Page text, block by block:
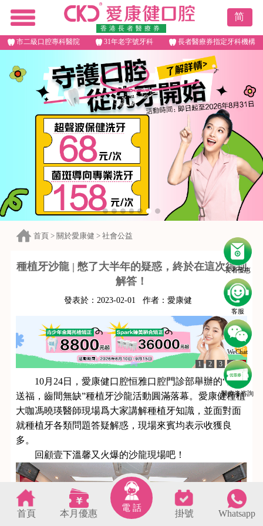
香港長者醫療券
简
市二級口腔專科醫院 31年老字號牙科 長者醫療券指定牙科機構
長者優惠
客服
WeChat
醫療劵咨詢
首頁 > 關於愛康健 > 社會公益
種植牙沙龍 | 憋了大半年的疑惑，終於在這次得到
解答！
發表於： 2023-02-01 作者： 愛康健
1 2 3 4 5
10月24日，愛康健口腔恒雅口腔門診部舉辦的“金秋
送福，齒間無缺”種植牙沙龍活動圓滿落幕。愛康健種植
大咖馮曉瑛醫師現場爲大家講解種植牙知識，並面對面
就種植牙各類問題答疑解惑，現場來賓均表示收獲良
多。
回顧壹下溫馨又火爆的沙龍現場吧！
首頁 本月優惠
電 話
掛號 Whatsapp